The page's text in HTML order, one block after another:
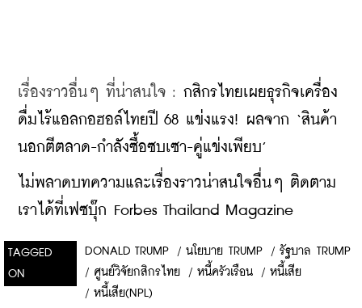
เรื่องราวอื่นๆ ที่น่าสนใจ : กสิกรไทยเผยธุรกิจเครื่อง
ดื่มไร้แอลกอฮอล์ไทยปี 68 แข่งแรง! ผลจาก ‘สินค้า
นอกตีตลาด-กำลังซื้อซบเซา-คู่แข่งเพียบ’
ไม่พลาดบทความและเรื่องราวน่าสนใจอื่นๆ ติดตาม
เราได้ที่เฟซบุ๊ก Forbes Thailand Magazine
TAGGED
ON
DONALD TRUMP / นโยบาย TRUMP / รัฐบาล TRUMP
/ ศูนย์วิจัยกสิกรไทย / หนี้ครัวเรือน / หนี้เสีย
/ หนี้เสีย(NPL)